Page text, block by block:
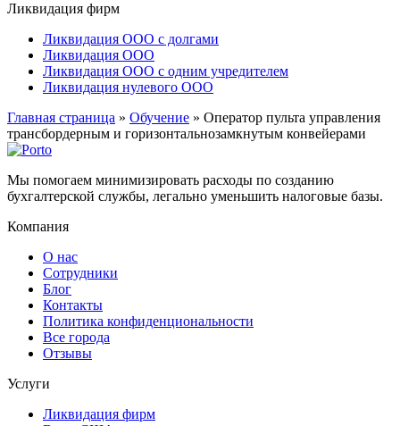
Ликвидация фирм
Ликвидация ООО с долгами
Ликвидация ООО
Ликвидация ООО с одним учредителем
Ликвидация нулевого ООО
Главная страница » Обучение » Оператор пульта управления
трансбордерным и горизонтальнозамкнутым конвейерами
Мы помогаем минимизировать расходы по созданию
бухгалтерской службы, легально уменьшить налоговые базы.
Компания
О нас
Сотрудники
Блог
Контакты
Политика конфиденциональности
Все города
Отзывы
Услуги
Ликвидация фирм